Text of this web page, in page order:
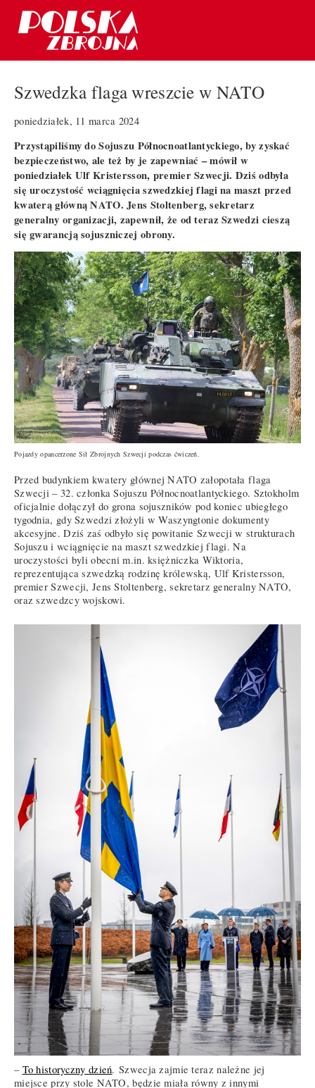
Szwedzka flaga wreszcie w NATO
poniedziałek, 11 marca 2024
Przystąpiliśmy do Sojuszu Północnoatlantyckiego, by zyskać
bezpieczeństwo, ale też by je zapewniać – mówił w
poniedziałek Ulf Kristersson, premier Szwecji. Dziś odbyła
się uroczystość wciągnięcia szwedzkiej flagi na maszt przed
kwaterą główną NATO. Jens Stoltenberg, sekretarz
generalny organizacji, zapewnił, że od teraz Szwedzi cieszą
się gwarancją sojuszniczej obrony.
Pojazdy opancerzone Sił Zbrojnych Szwecji podczas ćwiczeń.
Przed budynkiem kwatery głównej NATO załopotała flaga
Szwecji – 32. członka Sojuszu Północnoatlantyckiego. Sztokholm
oficjalnie dołączył do grona sojuszników pod koniec ubiegłego
tygodnia, gdy Szwedzi złożyli w Waszyngtonie dokumenty
akcesyjne. Dziś zaś odbyło się powitanie Szwecji w strukturach
Sojuszu i wciągnięcie na maszt szwedzkiej flagi. Na
uroczystości byli obecni m.in. księżniczka Wiktoria,
reprezentująca szwedzką rodzinę królewską, Ulf Kristersson,
premier Szwecji, Jens Stoltenberg, sekretarz generalny NATO,
oraz szwedzcy wojskowi.
– To historyczny dzień. Szwecja zajmie teraz należne jej
miejsce przy stole NATO, będzie miała równy z innymi